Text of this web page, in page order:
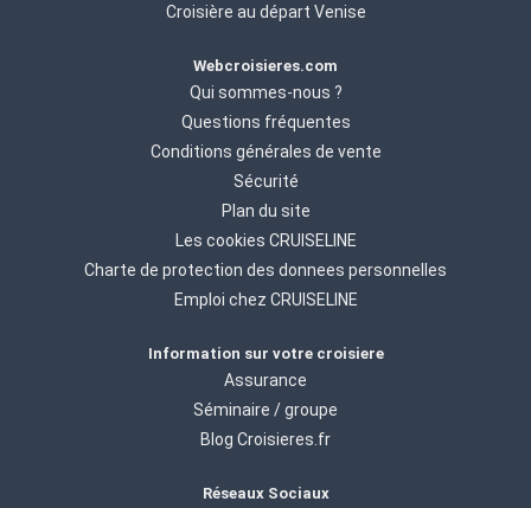
Croisière au départ Venise
Webcroisieres.com
Qui sommes-nous ?
Questions fréquentes
Conditions générales de vente
Sécurité
Plan du site
Les cookies CRUISELINE
Charte de protection des donnees personnelles
Emploi chez CRUISELINE
Information sur votre croisiere
Assurance
Séminaire / groupe
Blog Croisieres.fr
Réseaux Sociaux